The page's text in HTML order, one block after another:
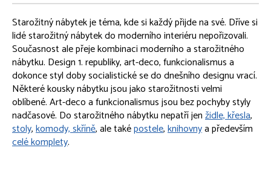
STŘÍBRO
SKLO
SOCHY, PLASTIKY
OBRAZY
PORCELÁN, KAMENINA
NÁBYTEK
Starožitný nábytek je téma, kde si každý přijde na své. Dříve si
lidé starožitný nábytek do moderního interiéru nepořizovali.
Současnost ale přeje kombinaci moderního a starožitného
nábytku. Design 1. republiky, art-deco, funkcionalismus a
dokonce styl doby socialistické se do dnešního designu vrací.
Některé kousky nábytku jsou jako starožitnosti velmi
oblíbené. Art-deco a funkcionalismus jsou bez pochyby styly
nadčasové. Do starožitného nábytku nepatří jenžidle, křesla,
stoly,komody, skříně, ale taképostele,knihovnya především
celé komplety.